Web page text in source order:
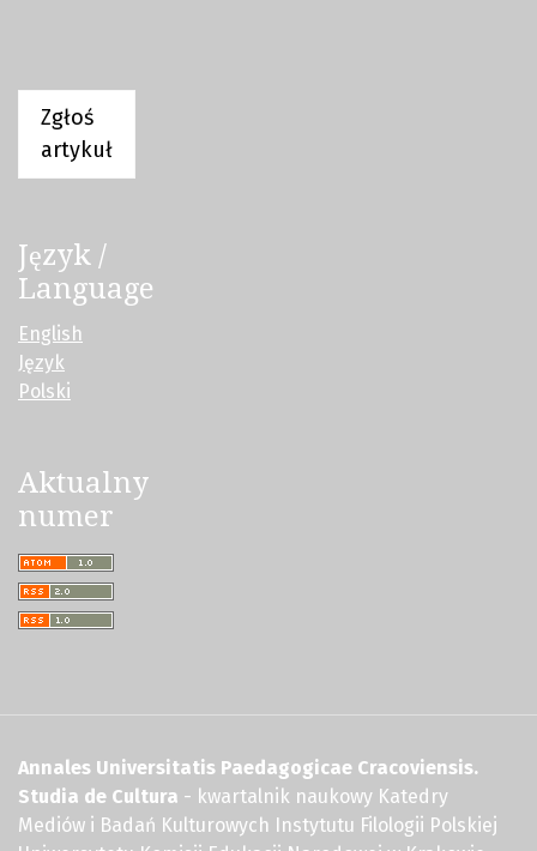
Zgłoś
artykuł
Język /
Language
English
Język
Polski
Aktualny
numer
Annales Universitatis Paedagogicae Cracoviensis.
Studia de Cultura - kwartalnik naukowy Katedry
Mediów i Badań Kulturowych Instytutu Filologii Polskiej